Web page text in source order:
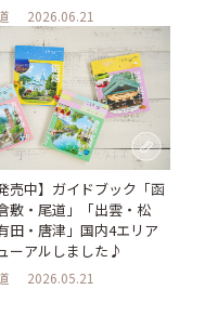
2026.06.21
売中】ガイドブック「函
敷・尾道」「出雲・松
田・唐津」国内4エリア
ーアルしました♪
2026.05.21